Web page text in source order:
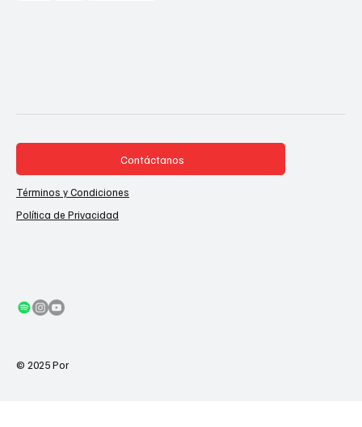
© 2025 Por
Contáctanos
Términos y Condiciones
Política de Privacidad